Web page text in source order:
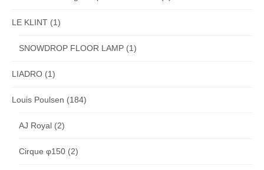
LE KLINT (1)
SNOWDROP FLOOR LAMP (1)
LIADRO (1)
Louis Poulsen (184)
AJ Royal (2)
Cirque φ150 (2)